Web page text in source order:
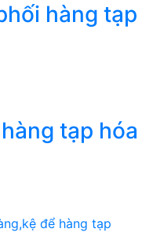
hàng tạp
tạp hóa